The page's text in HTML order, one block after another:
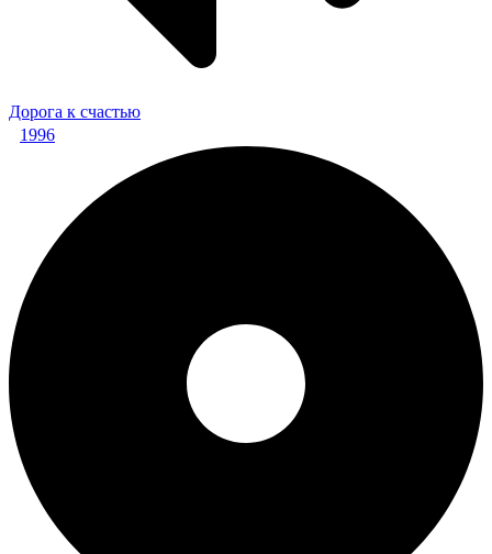
Дорога к счастью
1996